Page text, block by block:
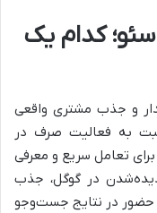
سئو؛ کدام یک
و جذب مشتری واقعی
به فعالیت صرف در
تعامل سریع و معرفی
در گوگل، جذب
حضور در نتایج جست‌وجو